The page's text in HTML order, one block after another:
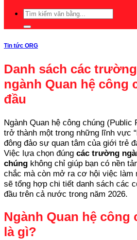
Tin tức ORG
Danh sách các
ngành Quan hệ công
đầu
Ngành Quan hệ công chúng (Public
trở thành một trong những lĩnh vực
đông đảo sự quan tâm của giới trẻ
Việc lựa chọn đúng các trường
chúng không chỉ giúp bạn có nền
chắc mà còn mở ra cơ hội việc làm
sẽ tổng hợp chi tiết danh sách các
đầu trên cả nước trong năm 2026.
Ngành Quan hệ công
là gì?